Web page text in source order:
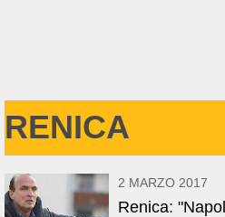
RENICA
2 MARZO 2017
Renica: